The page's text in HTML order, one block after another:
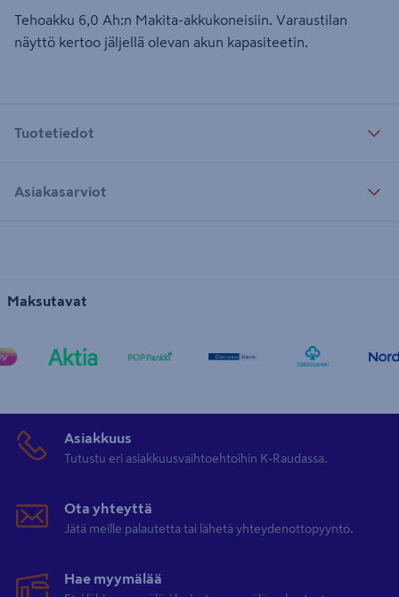
Tehoakku 6,0 Ah:n Makita-akkukoneisiin. Varaustilan
näyttö kertoo jäljellä olevan akun kapasiteetin.
Tuotetiedot
Asiakasarviot
Maksutavat
Asiakkuus
Tutustu eri asiakkuusvaihtoehtoihin K-Raudassa.
Ota yhteyttä
Jätä meille palautetta tai lähetä yhteydenottopyyntö.
Hae myymälää